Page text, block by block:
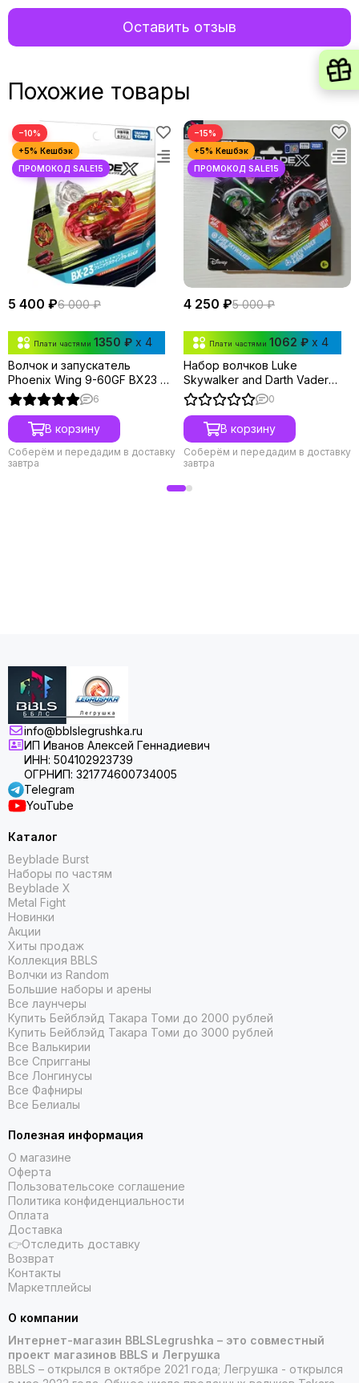
Оставить отзыв
Похожие товары
−10%
5 400 ₽6 000 ₽
Плати частями 1350 ₽ x 4
Волчок и запускатель
Phoenix Wing 9-60GF BX23 от
Takara Tomy
6
В корзину
Соберём и передадим в доставку
завтра
−15%
4 250 ₽5 000 ₽
Плати частями 1062 ₽ x 4
Набор волчков Luke
Skywalker and Darth Vader
Multipack Set BX00 Takara
Tomy
0
В корзину
Соберём и передадим в доставку
завтра
info@bblslegrushka.ru
ИП Иванов Алексей Геннадиевич
ИНН: 504102923739
ОГРНИП: 321774600734005
Telegram
YouTube
Каталог
Beyblade Burst
Наборы по частям
Beyblade X
Metal Fight
Новинки
Акции
Хиты продаж
Коллекция BBLS
Волчки из Random
Большие наборы и арены
Все лаунчеры
Купить Бейблэйд Такара Томи до 2000 рублей
Купить Бейблэйд Такара Томи до 3000 рублей
Все Валькирии
Все Спригганы
Все Лонгинусы
Все Фафниры
Все Белиалы
Полезная информация
О магазине
Оферта
Пользовательсоке соглашение
Политика конфиденциальности
Оплата
Доставка
👉Отследить доставку
Возврат
Контакты
Маркетплейсы
О компании
Интернет-магазин BBLSLegrushka – это совместный
проект магазинов BBLS и Легрушка
BBLS – открылся в октябре 2021 года; Легрушка - открылся